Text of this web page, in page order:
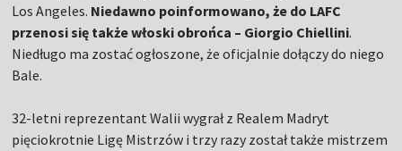
Los Angeles. Niedawno poinformowano, że do LAFC
przenosi się także włoski obrońca – Giorgio Chiellini.
Niedługo ma zostać ogłoszone, że oficjalnie dołączy do niego
Bale.
32-letni reprezentant Walii wygrał z Realem Madryt
pięciokrotnie Ligę Mistrzów i trzy razy został także mistrzem